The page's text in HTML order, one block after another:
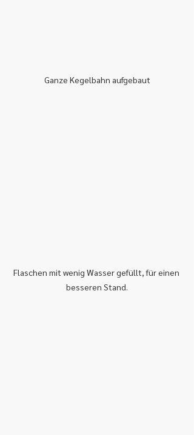
Ganze Kegelbahn aufgebaut
Flaschen mit wenig Wasser gefüllt, für einen
besseren Stand.